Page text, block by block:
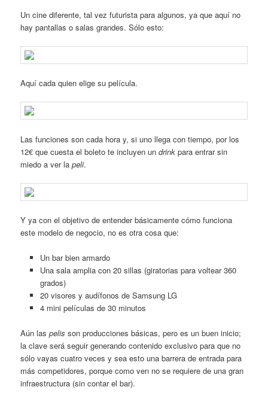
Un cine diferente, tal vez futurista para algunos, ya que aquí no
hay pantallas o salas grandes. Sólo esto:
Aquí cada quien elige su película.
Las funciones son cada hora y, si uno llega con tiempo, por los
12€ que cuesta el boleto te incluyen undrink para entrar sin
miedo a ver lapeli.
Y ya con el objetivo de entender básicamente cómo funciona
este modelo de negocio, no es otra cosa que:
Un bar bien armardo
Una sala amplia con 20 sillas (giratorias para voltear 360
grados)
20 visores y audífonos de Samsung LG
4 mini películas de 30 minutos
Aún laspelis son producciones básicas, pero es un buen inicio;
la clave será seguir generando contenido exclusivo para que no
sólo vayas cuatro veces y sea esto una barrera de entrada para
más competidores, porque como ven no se requiere de una gran
infraestructura (sin contar el bar).